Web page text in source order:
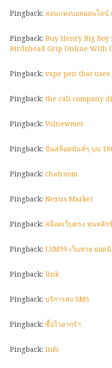
Pingback: สอนแทงบอลออนไลน์
Pingback: Buy Henry Big Boy
Birdshead Grip Online With
Pingback: vape pen that uses
Pingback: the cali company
Pingback: Volnewmer
Pingback: ปั่นสล็อตมันส์ๆ บน
Pingback: chatroom
Pingback: Nexus Market
Pingback: สล็อตเว็บตรง ทุนหลัก
Pingback: LSM99 เว็บหวย ยอด
Pingback: link
Pingback: บริการส่ง SMS
Pingback: ซื้อไวอากร้า
Pingback: Info